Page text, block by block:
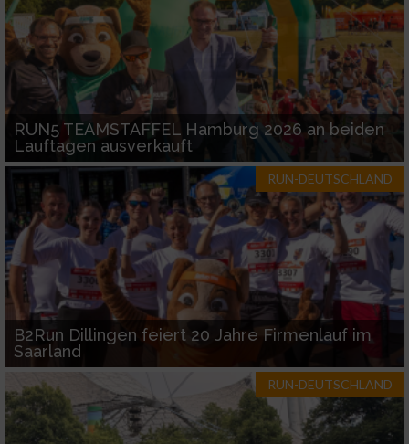
RUN5 TEAMSTAFFEL Hamburg 2026 an beiden
Lauftagen ausverkauft
RUN-DEUTSCHLAND
B2Run Dillingen feiert 20 Jahre Firmenlauf im
Saarland
RUN-DEUTSCHLAND